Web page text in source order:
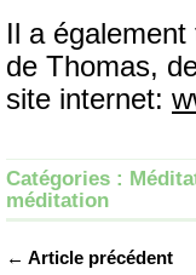
Il a
de Thomas,
site internet:
Catégories :
méditation
← Article précédent